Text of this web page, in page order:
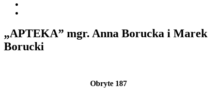
„APTEKA” mgr. Anna Borucka i Marek
Borucki
Obryte 187